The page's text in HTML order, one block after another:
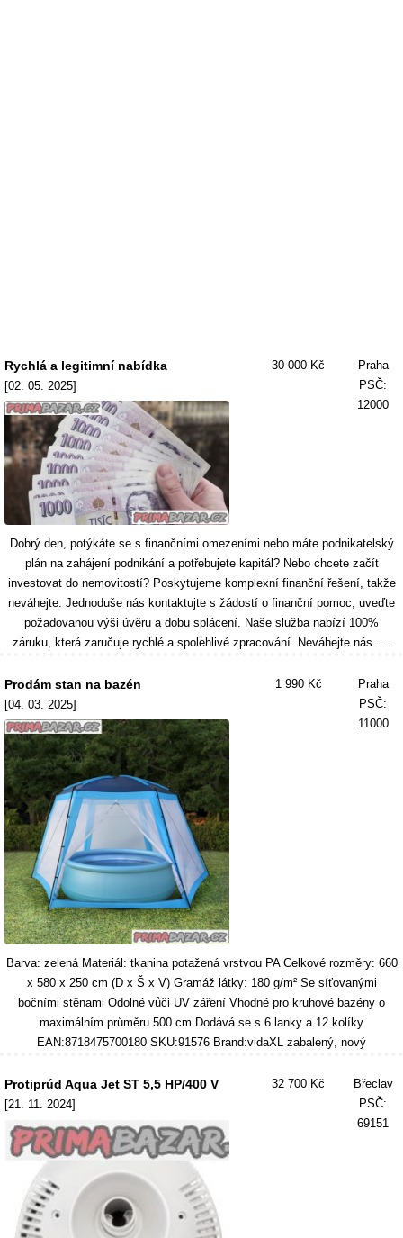
Rychlá a legitimní nabídka
[02. 05. 2025]
30 000 Kč
Praha
PSČ:
12000
Dobrý den, potýkáte se s finančními omezeními nebo máte podnikatelský
plán na zahájení podnikání a potřebujete kapitál? Nebo chcete začít
investovat do nemovitostí? Poskytujeme komplexní finanční řešení, takže
neváhejte. Jednoduše nás kontaktujte s žádostí o finanční pomoc, uveďte
požadovanou výši úvěru a dobu splácení. Naše služba nabízí 100%
záruku, která zaručuje rychlé a spolehlivé zpracování. Neváhejte nás ....
Prodám stan na bazén
[04. 03. 2025]
1 990 Kč
Praha
PSČ:
11000
Barva: zelená Materiál: tkanina potažená vrstvou PA Celkové rozměry: 660
x 580 x 250 cm (D x Š x V) Gramáž látky: 180 g/m² Se síťovanými
bočními stěnami Odolné vůči UV záření Vhodné pro kruhové bazény o
maximálním průměru 500 cm Dodává se s 6 lanky a 12 kolíky
EAN:8718475700180 SKU:91576 Brand:vidaXL zabalený, nový
Protiprúd Aqua Jet ST 5,5 HP/400 V
[21. 11. 2024]
32 700 Kč
Břeclav
PSČ:
69151